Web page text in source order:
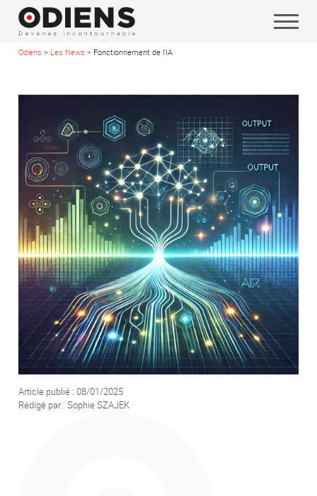
Votre demande
Odiens > Les News > Fonctionnement de l’IA
Article publié : 08/01/2025
Rédigé par : Sophie SZAJEK